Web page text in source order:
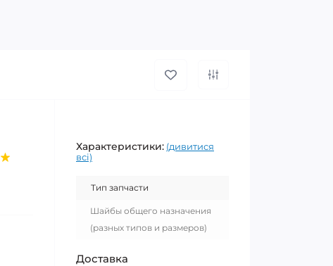
Характеристики: (дивитися
всі)
Тип запчасти
Шайбы общего назначения
(разных типов и размеров)
Доставка